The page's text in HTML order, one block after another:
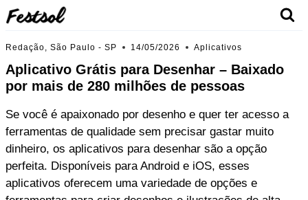
Skip
to
content
Redação, São Paulo - SP 14/05/2026 Aplicativos
Aplicativo Grátis para Desenhar – Baixado
por mais de 280 milhões de pessoas
Se você é apaixonado por desenho e quer ter acesso a
ferramentas de qualidade sem precisar gastar muito
dinheiro, os aplicativos para desenhar são a opção
perfeita. Disponíveis para Android e iOS, esses
aplicativos oferecem uma variedade de opções e